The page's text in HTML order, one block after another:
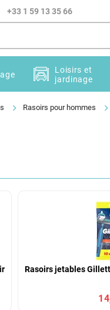
+33 1 59 13 35 66
Loisirs et
jardinage
Rasoirs pour hommes
Rasoirs jetables